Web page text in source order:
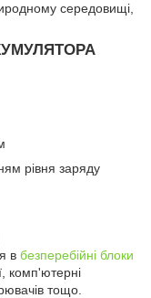
середовищі,
рівня заряду
в безперебійні блоки
комп'ютерні
тощо.